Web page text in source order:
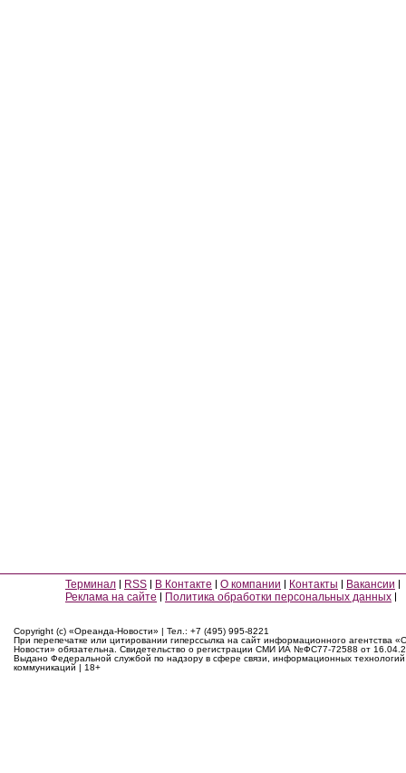
Терминал RSS В Контакте О компании Контакты
Вакансии
Реклама на сайте
Политика обработки персональных данных
Copyright (c) «Ореанда-Новости» | Тел.: +7 (495) 995-8221
При перепечатке или цитировании гиперссылка на сайт информационного агентства
Новости» обязательна. Свидетельство о регистрации СМИ ИА №ФС77-72588 от
Выдано Федеральной службой по надзору в сфере связи, информационных
коммуникаций | 18+